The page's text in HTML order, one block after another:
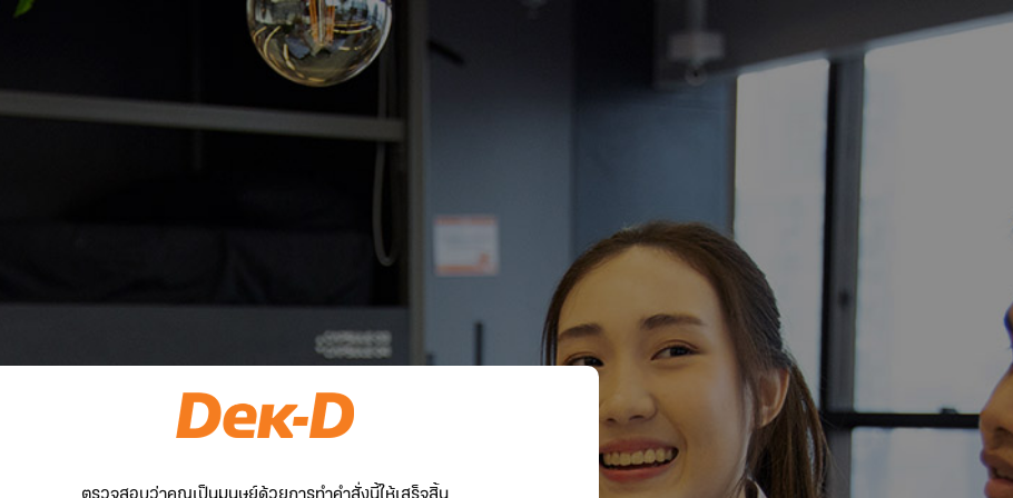
ตรวจสอบว่าคุณเป็นมนุษย์ด้วยการทำคำสั่งนี้ให้เสร็จสิ้น